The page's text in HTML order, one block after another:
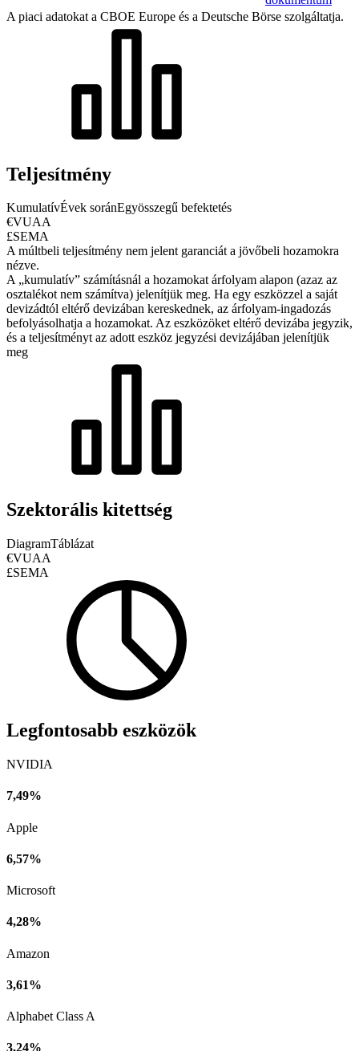
A piaci adatokat a CBOE Europe és a Deutsche Börse szolgáltatja.
Teljesítmény
KumulatívÉvek soránEgyösszegű befektetés
€VUAA
£SEMA
A múltbeli teljesítmény nem jelent garanciát a jövőbeli hozamokra
nézve.
A „kumulatív” számításnál a hozamokat árfolyam alapon (azaz az
osztalékot nem számítva) jelenítjük meg. Ha egy eszközzel a saját
devizádtól eltérő devizában kereskednek, az árfolyam-ingadozás
befolyásolhatja a hozamokat. Az eszközöket eltérő devizába jegyzik,
és a teljesítményt az adott eszköz jegyzési devizájában jelenítjük
meg
Szektorális kitettség
DiagramTáblázat
€VUAA
£SEMA
Legfontosabb eszközök
NVIDIA
7,49%
Apple
6,57%
Microsoft
4,28%
Amazon
3,61%
Alphabet Class A
3,24%